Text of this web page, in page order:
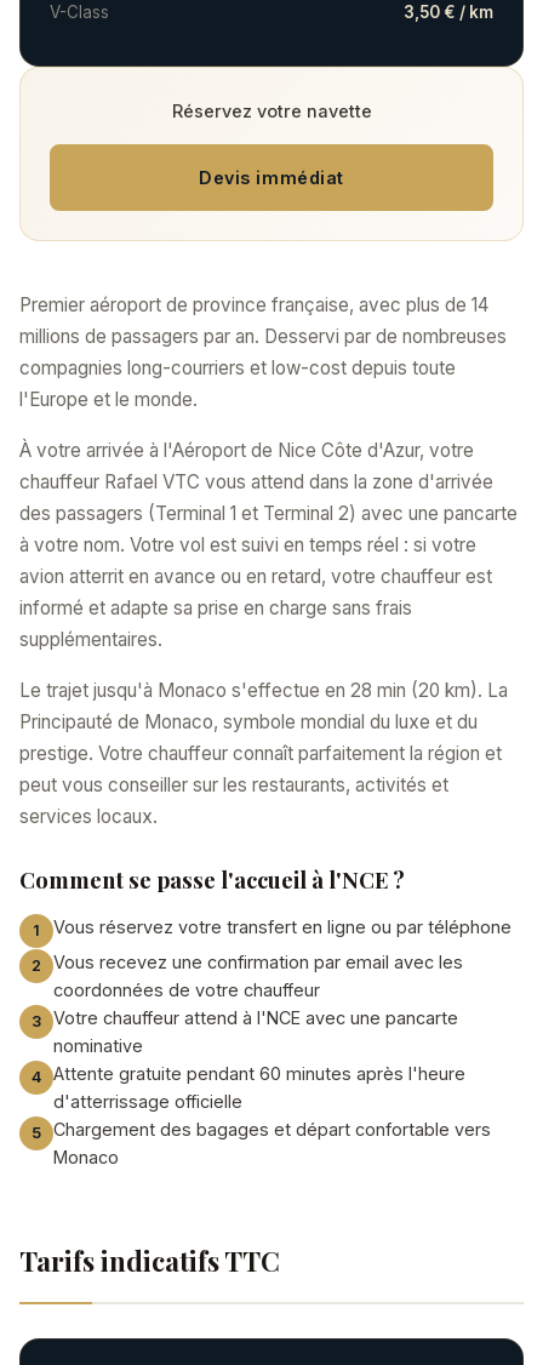
Premier aéroport de province française, avec plus de 14
millions de passagers par an. Desservi par de nombreuses
compagnies long-courriers et low-cost depuis toute
l'Europe et le monde.
À votre arrivée à l'Aéroport de Nice Côte d'Azur, votre
chauffeur Rafael VTC vous attend dans la zone d'arrivée
des passagers (Terminal 1 et Terminal 2) avec une pancarte
à votre nom. Votre vol est suivi en temps réel : si votre
avion atterrit en avance ou en retard, votre chauffeur est
informé et adapte sa prise en charge sans frais
supplémentaires.
Le trajet jusqu'à Monaco s'effectue en 28 min (20 km). La
Principauté de Monaco, symbole mondial du luxe et du
prestige. Votre chauffeur connaît parfaitement la région et
peut vous conseiller sur les restaurants, activités et
services locaux.
Comment se passe l'accueil à l'NCE ?
Vous réservez votre transfert en ligne ou par téléphone
Vous recevez une confirmation par email avec les
coordonnées de votre chauffeur
Votre chauffeur attend à l'NCE avec une pancarte
nominative
Attente gratuite pendant 60 minutes après l'heure
d'atterrissage officielle
Chargement des bagages et départ confortable vers
Monaco
V-Class 3,50 € / km
Réservez votre navette
Devis immédiat
Tarifs indicatifs TTC